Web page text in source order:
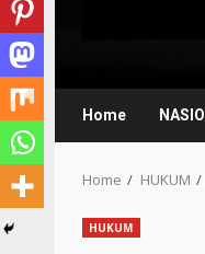
Home
Home HUKUM
HUKUM